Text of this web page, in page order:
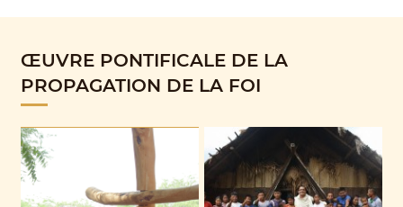
ŒUVRE PONTIFICALE DE LA
PROPAGATION DE LA FOI